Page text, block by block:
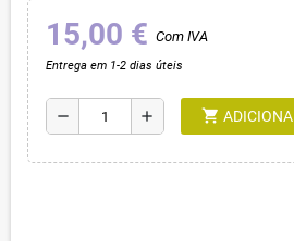
15,00 € Com IVA
Entrega em 1-2 dias úteis
remove add shopping_cart